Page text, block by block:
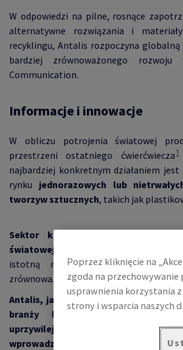
W odpowiedzi na pilne, rosnące
alternatywne rozwiązania i
recyklingu, Antalis rozpoczyna globalną
bardziej zrównoważonego
Communication.
Informacje i innowacje
W obliczu potrojenia światowej
przestrzeni ostatniego ćwierćwiecza1
najbardziej konkretnym działaniem jest
rynku jednorazowych lub
tworzyw sztucznych, takich jak
Sektor komunikacji wizualnej,
światowej produkcji tworzyw sztucznych
istotną rolę w zachęcaniu do
zrównoważonych materiałów.
Antalis, jako europejski lider
branży komunikacji wizualnej,
uprzywilejowanej pozycji pod
wprowadzania pozytywnych zmian
Poprzez kliknięcie na
zgoda na przechowywanie
usprawnienia korzystania
strony i wsparcia naszych